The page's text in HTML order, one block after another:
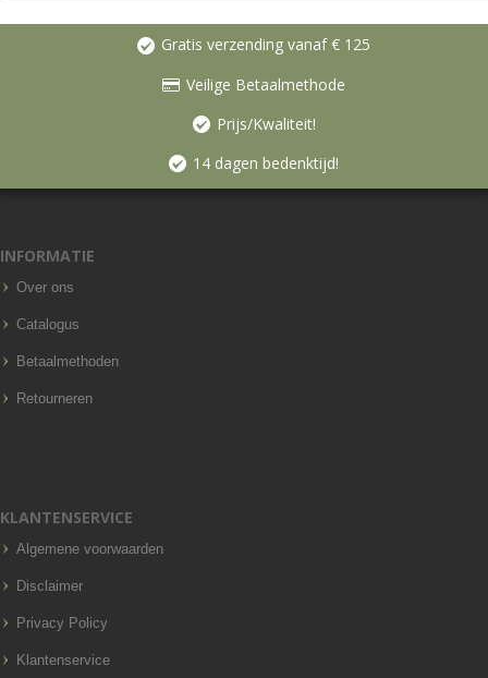
Gratis verzending vanaf € 125
Veilige Betaalmethode
Prijs/Kwaliteit!
14 dagen bedenktijd!
INFORMATIE
Over ons
Catalogus
Betaalmethoden
Retourneren
KLANTENSERVICE
Algemene voorwaarden
Disclaimer
Privacy Policy
Klantenservice